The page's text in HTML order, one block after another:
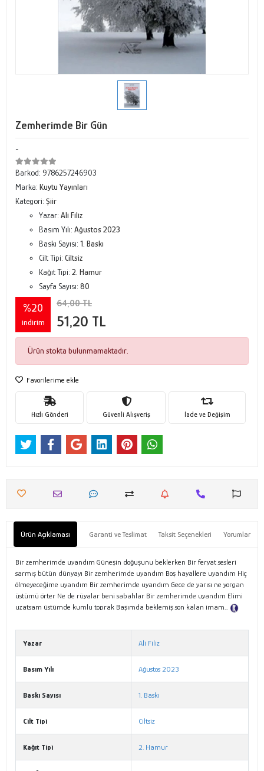
Zemherimde Bir Gün
-
Barkod: 9786257246903
Marka: Kuytu Yayınları
Kategori: Şiir
Yazar: Ali Filiz
Basım Yılı: Ağustos 2023
Baskı Sayısı: 1. Baskı
Cilt Tipi: Ciltsiz
Kağıt Tipi: 2. Hamur
Sayfa Sayısı: 80
%20
indirim
64,00 TL
51,20 TL
Ürün stokta bulunmamaktadır.
Favorilerime ekle
Hızlı Gönderi Güvenli Alışveriş İade ve Değişim
Ürün Açıklaması Garanti ve Teslimat Taksit Seçenekleri Yorumlar
Bir zemherimde uyandım Güneşin doğuşunu beklerken Bir feryat sesleri
sarmış bütün dünyayı Bir zemherimde uyandım Boş hayallere uyandım Hiç
ölmeyeceğime uyandım Bir zemherimde uyandım Gece de yarısı ne yorgan
üstümü örter Ne de rüyalar beni sabahlar Bir zemherimde uyandım Elimi
uzatsam üstümde kumlu toprak Başımda beklemiş son kalan imam…
Yazar Ali Filiz
Basım Yılı Ağustos 2023
Baskı Sayısı 1. Baskı
Cilt Tipi Ciltsiz
Kağıt Tipi 2. Hamur